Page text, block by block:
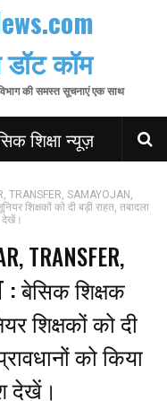
डॉट कॉम
की समस्त सूचनाएं एक साथ
शिक्षा न्यूज़
TRANSFER, SAMAYOJAN,
शिक्षकों को दी बड़ी राहत, तबादला
देखें।
TRANSFER,
: बेसिक शिक्षक
शिक्षकों को दी
को किया
देखें।